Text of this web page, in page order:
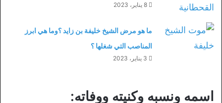
8 يناير، 2023
ما هو مرض الشيخ خليفة بن زايد ؟وما هي ابرز
المناصب التي شغلها ؟
3 يناير، 2023
اسمه ونسبه وكنيته ووفاته: